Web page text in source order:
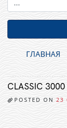
ГЛАВНАЯ
CLASSIC 3000
POSTED ON 23